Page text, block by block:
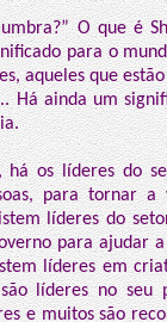
O que é
para o
aqueles que
Há ainda um
há os líderes do
para tornar
líderes do
para
líderes em
líderes no seu
e muitos são